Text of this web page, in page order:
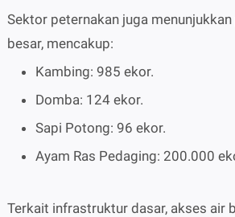
Sektor peternakan juga
besar, mencakup:
Kambing: 985 ekor.
Domba: 124 ekor.
Sapi Potong: 96 ekor.
Ayam Ras Pedaging: 200.000
Terkait infrastruktur dasar, akses air